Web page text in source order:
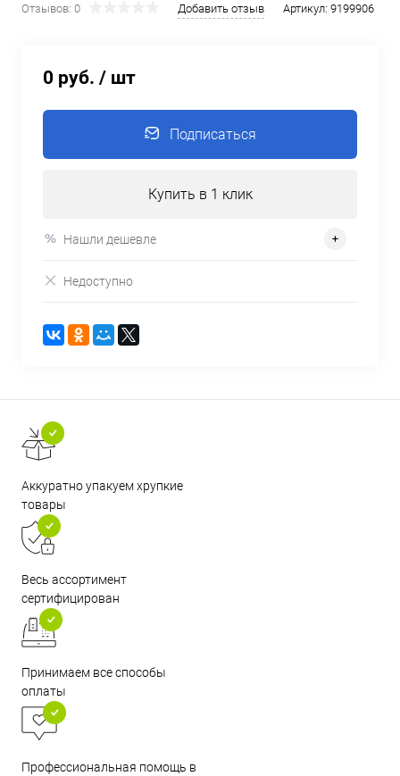
Отзывов: 0 Добавить отзыв Артикул: 9199906
0 руб. / шт
Подписаться
Купить в 1 клик
Нашли дешевле
Недоступно
Аккуратно упакуем хрупкие
товары
Весь ассортимент
сертифицирован
Принимаем все способы
оплаты
Профессиональная помощь в